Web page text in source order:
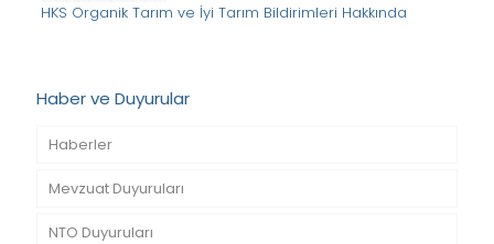
HKS Organik Tarım ve İyi Tarım Bildirimleri Hakkında
Haber ve Duyurular
Haberler
Mevzuat Duyuruları
NTO Duyuruları